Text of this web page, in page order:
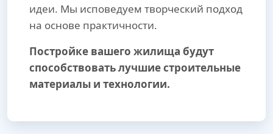
идеи. Мы исповедуем творческий подход
на основе практичности.
Постройке вашего жилища будут
способствовать лучшие строительные
материалы и технологии.